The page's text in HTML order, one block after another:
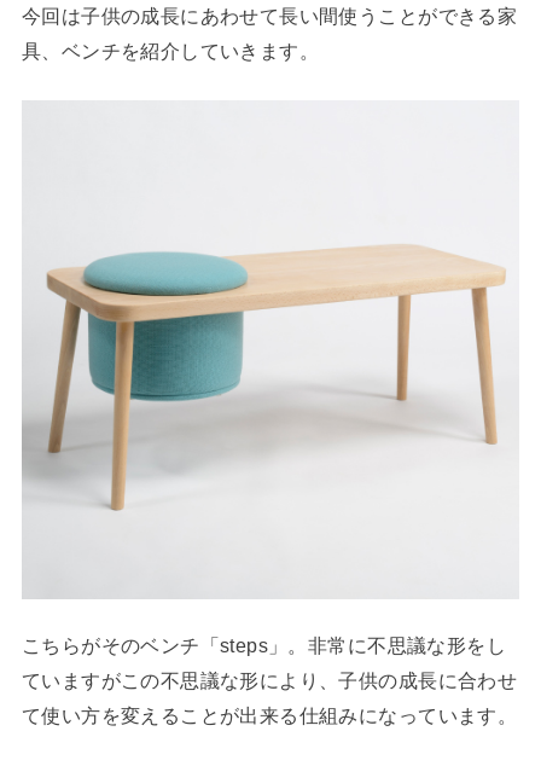
今回は子供の成長にあわせて長い間使うことができる家
具、ベンチを紹介していきます。
こちらがそのベンチ「steps」。非常に不思議な形をし
ていますがこの不思議な形により、子供の成長に合わせ
て使い方を変えることが出来る仕組みになっています。